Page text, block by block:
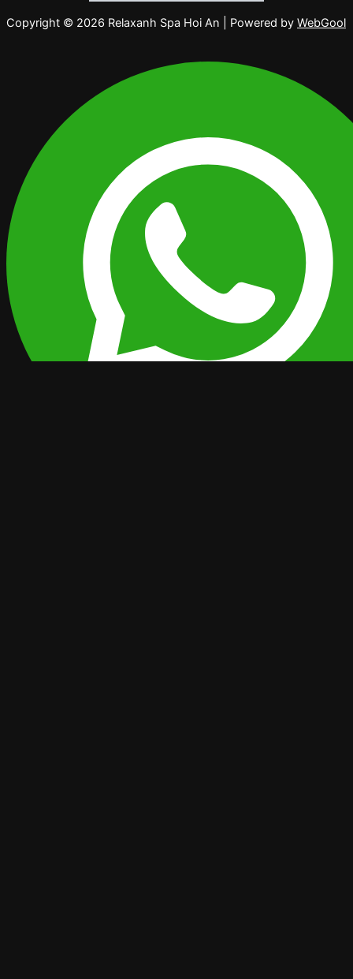
Copyright © 2026 Relaxanh Spa Hoi An | Powered by WebGool